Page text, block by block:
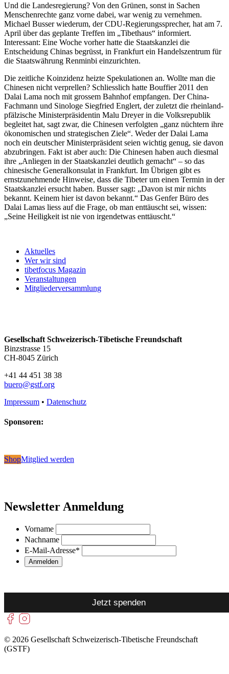
Und die Landesregierung? Von den Grünen, sonst in Sachen
Menschenrechte ganz vorne dabei, war wenig zu vernehmen.
Michael Busser wiederum, der CDU-Regierungssprecher, hat am 7.
April über das geplante Treffen im „Tibethaus“ informiert.
Interessant: Eine Woche vorher hatte die Staatskanzlei die
Entscheidung Chinas begrüsst, in Frankfurt ein Handelszentrum für
die Staatswährung Renminbi einzurichten.
Die zeitliche Koinzidenz heizte Spekulationen an. Wollte man die
Chinesen nicht verprellen? Schliesslich hatte Bouffier 2011 den
Dalai Lama noch mit grossem Bahnhof empfangen. Der China-
Fachmann und Sinologe Siegfried Englert, der zuletzt die rheinland-
pfälzische Ministerpräsidentin Malu Dreyer in die Volksrepublik
begleitet hat, sagt zwar, die Chinesen verfolgten „ganz nüchtern ihre
ökonomischen und strategischen Ziele“. Weder der Dalai Lama
noch ein deutscher Ministerpräsident seien wichtig genug, sie davon
abzubringen. Fakt ist aber auch: Die Chinesen haben auch diesmal
ihre „Anliegen in der Staatskanzlei deutlich gemacht“ – so das
chinesische Generalkonsulat in Frankfurt. Im Übrigen gibt es
ernstzunehmende Hinweise, dass die Tibeter um einen Termin in der
Staatskanzlei ersucht haben. Busser sagt: „Davon ist mir nichts
bekannt. Keinem hier ist davon bekannt.“ Das Genfer Büro des
Dalai Lamas liess auf die Frage, ob man enttäuscht sei, wissen:
„Seine Heiligkeit ist nie von irgendetwas enttäuscht.“
Aktuelles
Wer wir sind
tibetfocus Magazin
Veranstaltungen
Mitgliederversammlung
Gesellschaft Schweizerisch-Tibetische Freundschaft
Binzstrasse 15
CH-8045 Zürich
+41 44 451 38 38
buero@gstf.org
Impressum • Datenschutz
Sponsoren:
ShopMitglied werden
Newsletter Anmeldung
Vorname
Nachname
E-Mail-Adresse*
Jetzt spenden
© 2026 Gesellschaft Schweizerisch-Tibetische Freundschaft
(GSTF)